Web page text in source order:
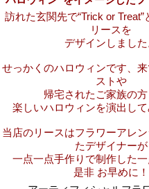
訪れた玄関先で“Trick or Treat”
リースを
デザインしました
せっかくのハロウィンです、
ストや
帰宅されたご家族の
楽しいハロウィンを演出して
当店のリースはフラワーアレ
たデザイナーが
一点一点手作りで制作した一
是非 お早めに！